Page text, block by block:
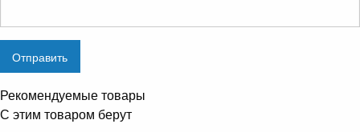
Рекомендуемые товары
С этим товаром берут